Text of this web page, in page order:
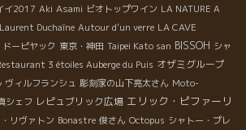
イ2017 Aki Asami ビオトップワイン LA NATURE A
Duchaîne Autour d'un verre LA CAVE
ドーピヤック 東京・神田 Taipei Kato san BISSOH シャ
3 étoiles Auberge du Puis オザミグループ
ヴィルフランシュ 彫刻家の山下亮太さん Moto-
シェフ レピュブリック広場 エリック・ピファーリ
リヴァトン Bonastre 俊さん Octopus シャトー・プレ